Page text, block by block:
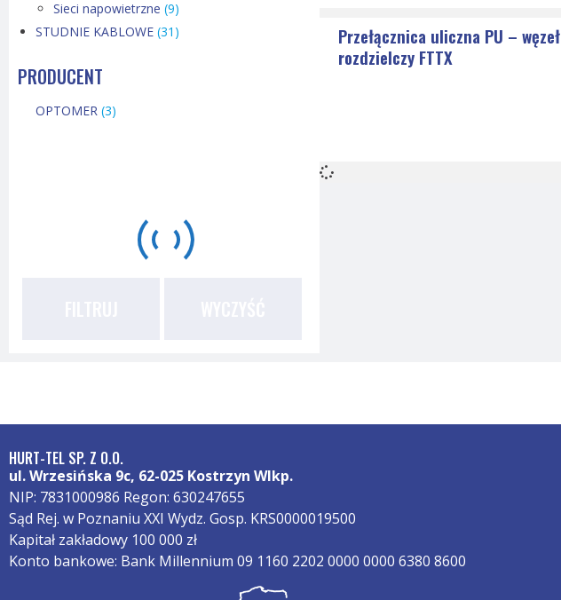
Sieci napowietrzne (9)
STUDNIE KABLOWE (31)
PRODUCENT
OPTOMER (3)
Przełącznica uliczna PU – węzeł
rozdzielczy FTTX
HURT-TEL SP. Z O.O.
ul. Wrzesińska 9c, 62-025 Kostrzyn Wlkp.
NIP: 7831000986 Regon: 630247655
Sąd Rej. w Poznaniu XXI Wydz. Gosp. KRS0000019500
Kapitał zakładowy 100 000 zł
Konto bankowe: Bank Millennium 09 1160 2202 0000 0000 6380 8600